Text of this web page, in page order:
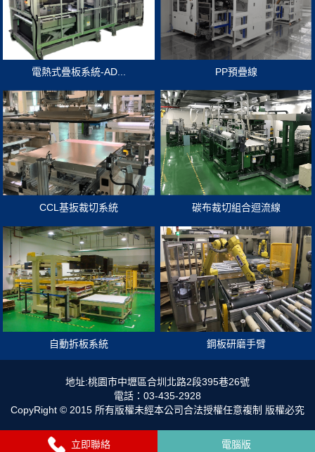
電熱式疊板系統-AD... PP預疊線
CCL基扳裁切系統 碳布裁切組合迴流線
自動拆板系統 鋼板研磨手臂
地址:桃園市中壢區合圳北路2段395巷26號
電話：03-435-2928
CopyRight © 2015 所有版權未經本公司合法授權任意複制 版權必究
立即聯絡 電腦版